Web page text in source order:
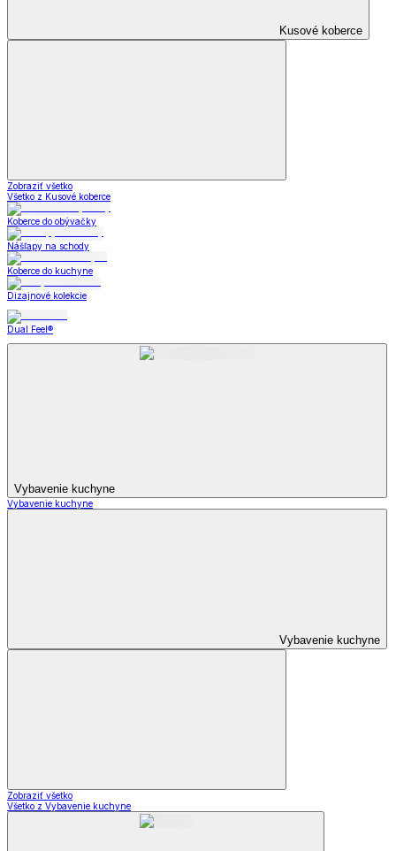
Kusové koberce
Zobraziť všetko
Všetko z Kusové koberce
Koberce do obývačky
Nášľapy na schody
Koberce do kuchyne
Dizajnové kolekcie
Dual Feel®
Vybavenie kuchyne
Vybavenie kuchyne
Vybavenie kuchyne
Zobraziť všetko
Všetko z Vybavenie kuchyne